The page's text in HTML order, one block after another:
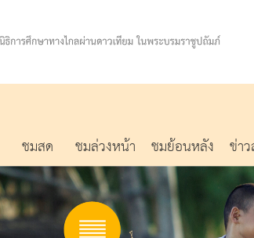
ชมสด ชมล่วงหน้า ชมย้อนหลัง ข่า